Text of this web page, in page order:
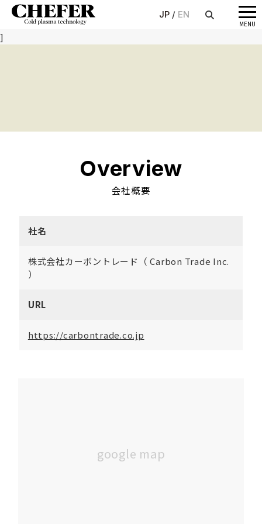
]
JP EN
Overview
会社概要
社名
株式会社カーボントレード（ Carbon Trade Inc.
）
URL
https://carbontrade.co.jp
メ
ュ
MENU